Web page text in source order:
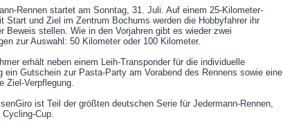
Rennen startet am Sonntag, 31. Juli. Auf einem 25-Kilometer-
Start und Ziel im Zentrum Bochums werden die Hobbyfahrer ihr
Beweis stellen. Wie in den Vorjahren gibt es wieder zwei
zur Auswahl: 50 Kilometer oder 100 Kilometer.
erhält neben einem Leih-Transponder für die individuelle
ein Gutschein zur Pasta-Party am Vorabend des Rennens sowie eine
Ziel-Verpflegung.
ist Teil der größten deutschen Serie für Jedermann-Rennen,
Cup.